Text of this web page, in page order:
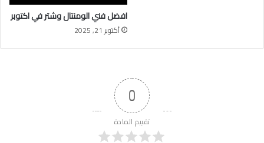
افضل فني الومنتال وشتر في اكتوبر
أكتوبر 21, 2025
0
تقييم المادة